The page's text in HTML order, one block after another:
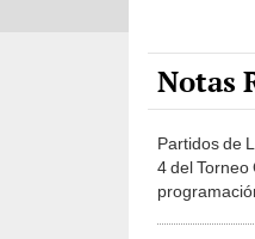
Notas
Partidos de
4 del Torneo